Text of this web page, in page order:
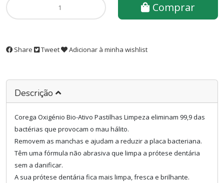
Comprar
Share Tweet Adicionar à minha wishlist
Descrição
Corega Oxigénio Bio-Ativo Pastilhas Limpeza eliminam 99,9 das
bactérias que provocam o mau hálito.
Removem as manchas e ajudam a reduzir a placa bacteriana.
Têm uma fórmula não abrasiva que limpa a prótese dentária
sem a danificar.
A sua prótese dentária fica mais limpa, fresca e brilhante.